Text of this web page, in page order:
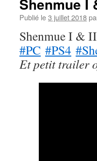
Shenmue I
Publié le3 juillet 2018
Shenmue I &
#PC #PS4
Et petit trailer